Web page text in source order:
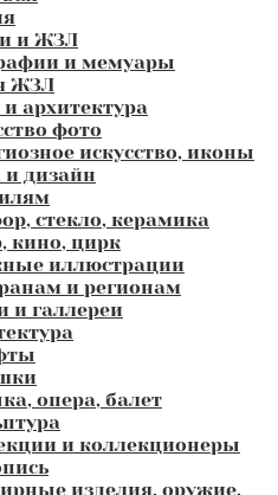
и ЖЗЛ
и мемуары
ЖЗЛ
и архитектура
фото
искусство, иконы
дизайн
стекло, керамика
кино, цирк
иллюстрации
и регионам
и галлереи
опера, балет
и коллекционеры
изделия, оружие,